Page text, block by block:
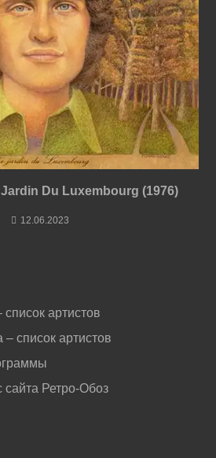
Du Luxembourg (1976)
12.06.2023
артистов
список артистов
сайта Ретро-Обоз